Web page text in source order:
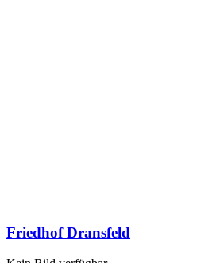
Friedhof Dransfeld